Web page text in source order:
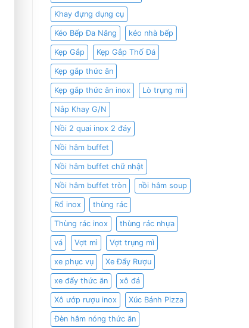
Khay đựng dụng cụ
Kéo Bếp Đa Năng kéo nhà bếp
Kẹp Gắp Kẹp Gắp Thố Đá
Kẹp gắp thức ăn
Kẹp gắp thức ăn inox Lò trụng mì
Nắp Khay G/N
Nồi 2 quai inox 2 đáy
Nồi hâm buffet
Nồi hâm buffet chữ nhật
Nồi hâm buffet tròn nồi hâm soup
Rổ inox thùng rác
Thùng rác inox thùng rác nhựa
vá Vợt mì Vợt trụng mì
xe phục vụ Xe Đẩy Rượu
xe đẩy thức ăn xô đá
Xô ướp rượu inox Xúc Bánh Pizza
Đèn hâm nóng thức ăn